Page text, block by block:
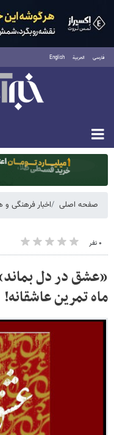
فارسی العربية English
یکشنبه ۱۸ مرداد ۱۴۰۵
صفحه اصلی اخبار فرهنگی و
۰ نفر
«عشق در دل
ماه تمرین عاشقانه!